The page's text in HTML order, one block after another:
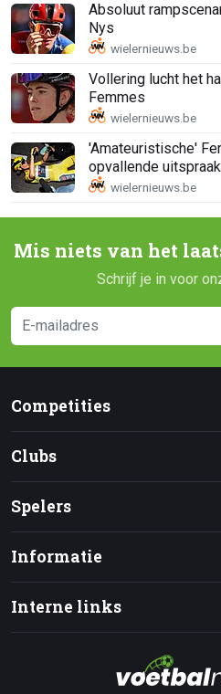
Absoluut
Nys
Vollering lucht het
Femmes
'Amateuristische'
opvallende uitspraak
Mis niets van het
Schrijf je in voor
Competities
Clubs
Spelers
Informatie
Interne links